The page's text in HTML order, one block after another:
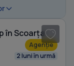
în Scoarța
Agenție
2 luni în urmă